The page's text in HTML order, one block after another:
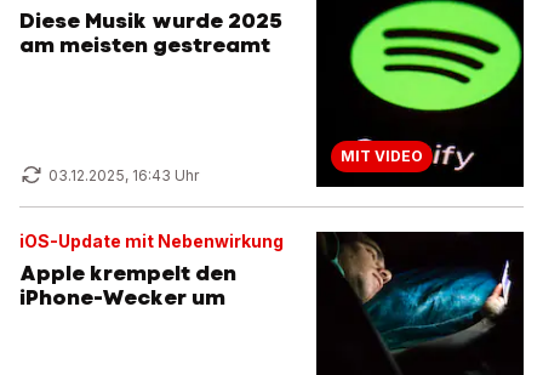
Diese Musik wurde 2025
am meisten gestreamt
03.12.2025, 16:43 Uhr
MIT VIDEO
iOS-Update mit Nebenwirkung
Apple krempelt den
iPhone-Wecker um